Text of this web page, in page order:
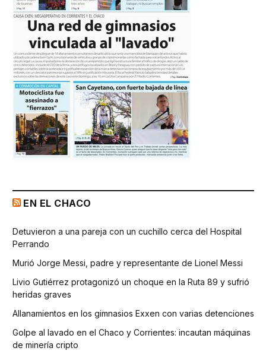
EN EL CHACO
Detuvieron a una pareja con un cuchillo cerca del Hospital
Perrando
Murió Jorge Messi, padre y representante de Lionel Messi
Livio Gutiérrez protagonizó un choque en la Ruta 89 y sufrió
heridas graves
Allanamientos en los gimnasios Exxen con varias detenciones
Golpe al lavado en el Chaco y Corrientes: incautan máquinas
de minería cripto